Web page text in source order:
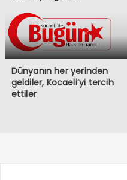
Dünyanın her yerinden
geldiler, Kocaeli’yi tercih
ettiler